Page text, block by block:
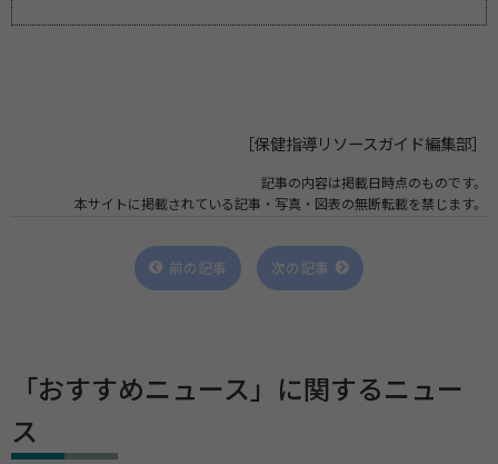
［保健指導リソースガイド編集部］
記事の内容は掲載日時点のものです。
本サイトに掲載されている記事・写真・図表の無断転載を禁じます。
前の記事 次の記事
「おすすめニュース」に関するニュー
ス